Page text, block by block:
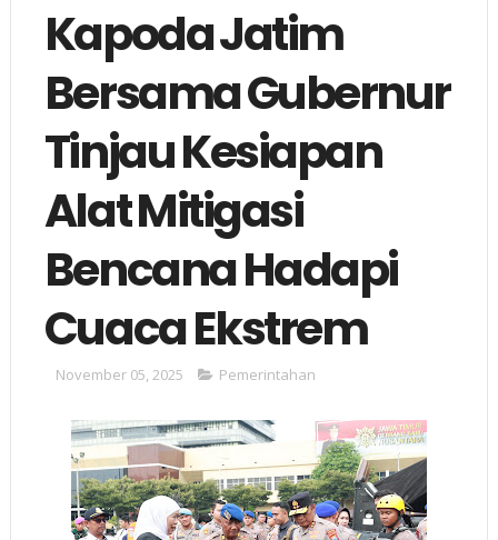
Kapoda Jatim
Bersama Gubernur
Tinjau Kesiapan
Alat Mitigasi
Bencana Hadapi
Cuaca Ekstrem
November 05, 2025 Pemerintahan